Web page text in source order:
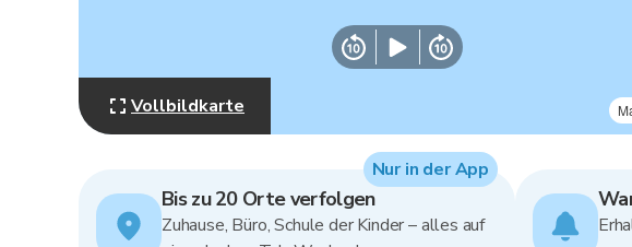
Vollbildkarte
Bis zu 20 Orte verfolgen
Zuhause, Büro, Schule der Kinder – alles auf
Nur in der App